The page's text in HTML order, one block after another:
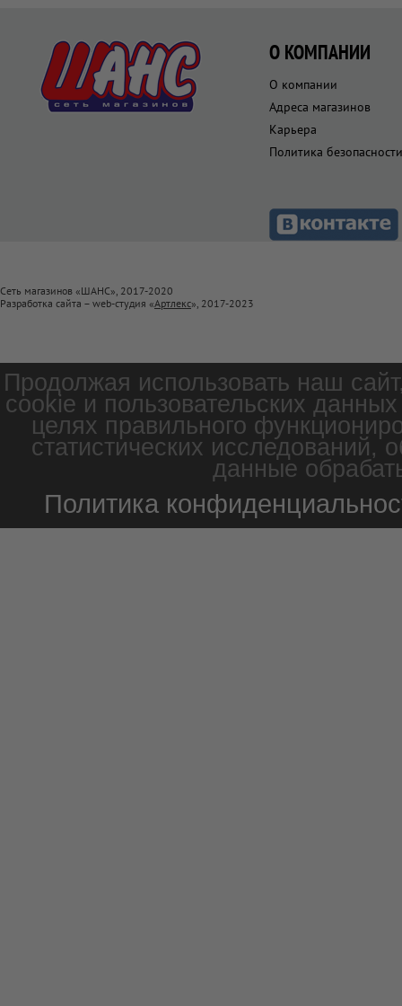
О КОМПАНИИ
О компании
Адреса магазинов
Карьера
Политика безопасности
Сеть магазинов «ШАНС», 2017-2020
Разработка сайта – web-студия «Артлекс», 2017-2023
Продолжая использовать наш
cookie и пользовательских
целях правильного
статистических
данные
Политика